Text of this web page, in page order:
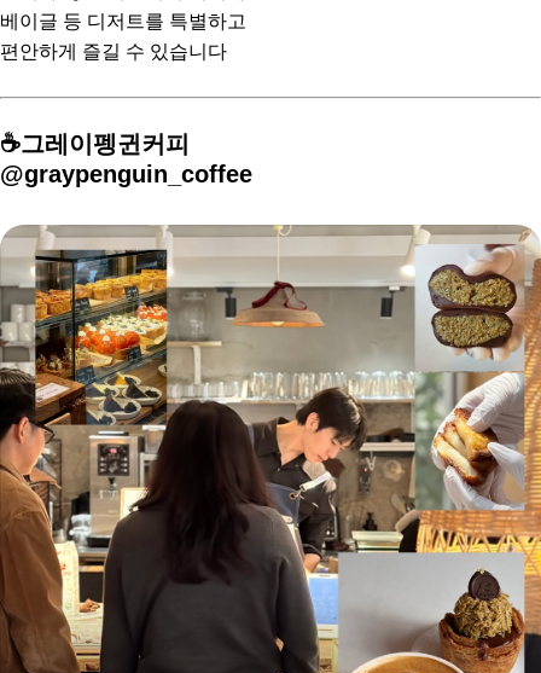
베이글 등 디저트를 특별하고
편안하게 즐길 수 있습니다
☕️그레이펭귄커피
@graypenguin_coffee